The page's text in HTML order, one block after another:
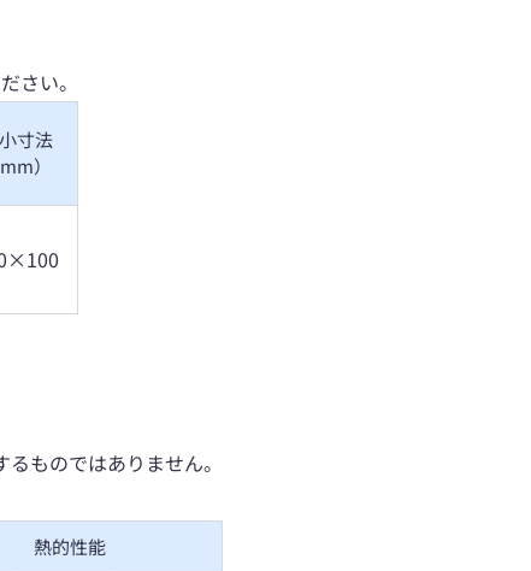
さい。
寸法
mm）
ものではありません。
熱的性能